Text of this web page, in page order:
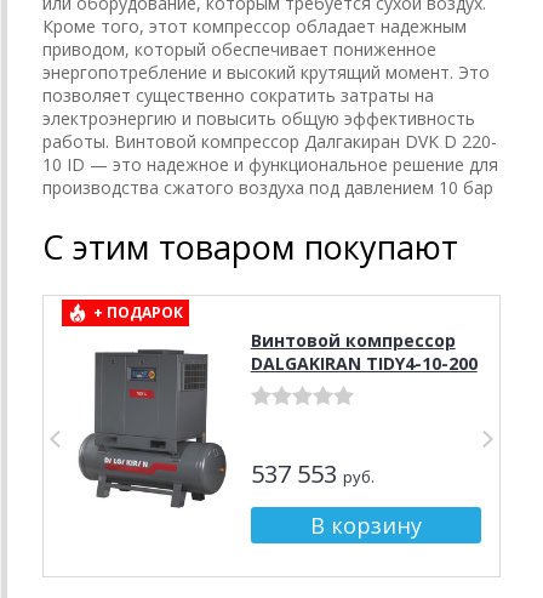
Кроме того, этот компрессор обладает надежным
приводом, который обеспечивает пониженное
энергопотребление и высокий крутящий момент. Это
позволяет существенно сократить затраты на
электроэнергию и повысить общую эффективность
работы. Винтовой компрессор Далгакиран DVK D 220-
10 ID — это надежное и функциональное решение для
производства сжатого воздуха под давлением 10 бар
С этим товаром покупают
+ ПОДАРОК
Винтовой компрессор
DALGAKIRAN TIDY4-10-200
537 553 руб.